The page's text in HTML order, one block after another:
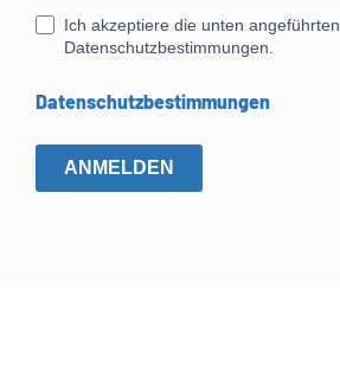
Ich akzeptiere die unten angeführten
Datenschutzbestimmungen.
Datenschutzbestimmungen
ANMELDEN